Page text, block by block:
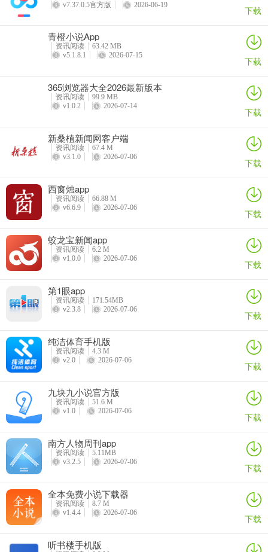
v7.37.0.5官方版
2026-06-19 下载
青橙小说App
资讯阅读
63.42 MB
v5.1.8.1
2026-07-15 下载
365浏览器大全2026最新版本
资讯阅读
99.9 MB
v1.0.2
2026-07-14 下载
新桑植新闻网客户端
资讯阅读
67.4 M
v3.1.0
2026-07-06 下载
西窗烛app
资讯阅读
66.88 M
v6.6.9
2026-07-06 下载
蛟龙宝新闻app
资讯阅读
6.2 M
v1.0.0
2026-07-06 下载
第1眼app
资讯阅读
171.54MB
v2.3.8
2026-07-06 下载
纯洁体育手机版
资讯阅读
4.3 M
v2.0
2026-07-06 下载
九块九小说官方版
资讯阅读
51.6 M
v1.0
2026-07-06 下载
南方人物周刊app
资讯阅读
5.11MB
v3.2.5
2026-07-06 下载
全本免费小说下载器
资讯阅读
8.7 M
v1.4.4
2026-07-06 下载
听书楼手机版